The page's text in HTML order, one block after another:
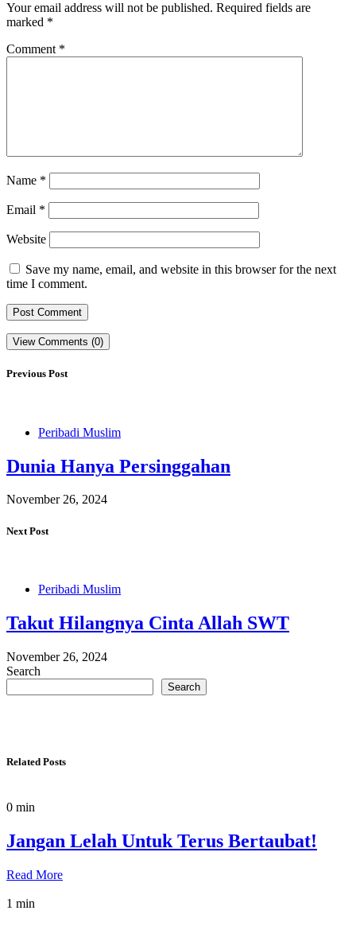
Your email address will not be published. Required fields are
marked *
Comment *
Name *
Email *
Website
Save my name, email, and website in this browser for the next
time I comment.
View Comments (0)
Previous Post
Peribadi Muslim
Dunia Hanya Persinggahan
November 26, 2024
Next Post
Peribadi Muslim
Takut Hilangnya Cinta Allah SWT
November 26, 2024
Search
Search
Related Posts
0 min
Jangan Lelah Untuk Terus Bertaubat!
Read More
1 min